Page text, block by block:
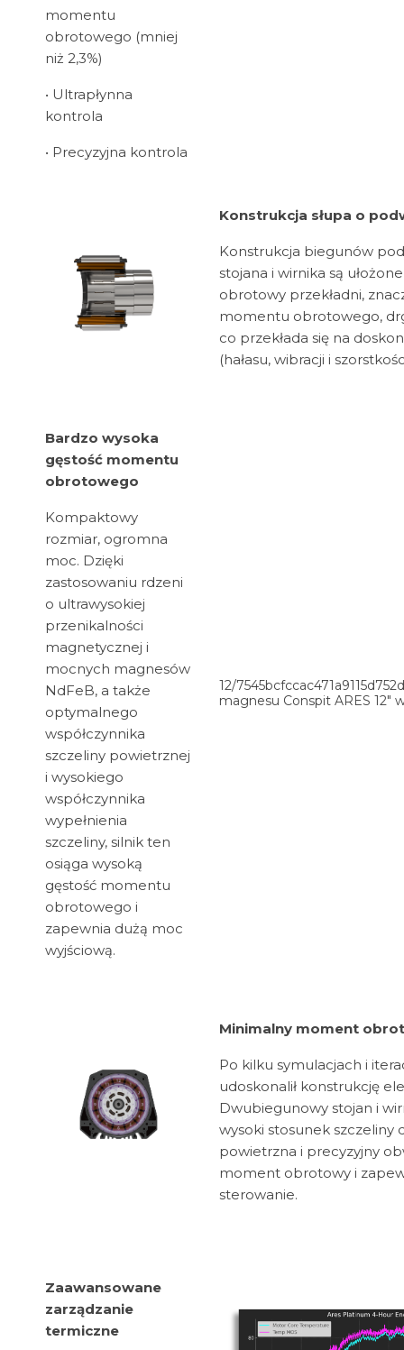
momentu
obrotowego (mniej
niż 2,3%)
• Ultrapłynna
kontrola
• Precyzyjna kontrola
Konstrukcja słupa o
Konstrukcja biegunów
stojana i wirnika są
obrotowy przekładni,
momentu obrotowego,
co przekłada się na
(hałasu, wibracji i
Bardzo wysoka
gęstość momentu
obrotowego
Kompaktowy
rozmiar, ogromna
moc. Dzięki
zastosowaniu rdzeni
o ultrawysokiej
przenikalności
magnetycznej i
mocnych magnesów
NdFeB, a także
optymalnego
współczynnika
szczeliny powietrznej
i wysokiego
współczynnika
wypełnienia
szczeliny, silnik ten
osiąga wysoką
gęstość momentu
obrotowego i
zapewnia dużą moc
wyjściową.
12/
magnesu Conspit ARES 12"
Minimalny moment
Po kilku symulacjach i
udoskonalił konstrukcję
Dwubiegunowy stojan i
wysoki stosunek szczeliny
powietrzna i precyzyjny
moment obrotowy i
sterowanie.
Zaawansowane
zarządzanie
termiczne